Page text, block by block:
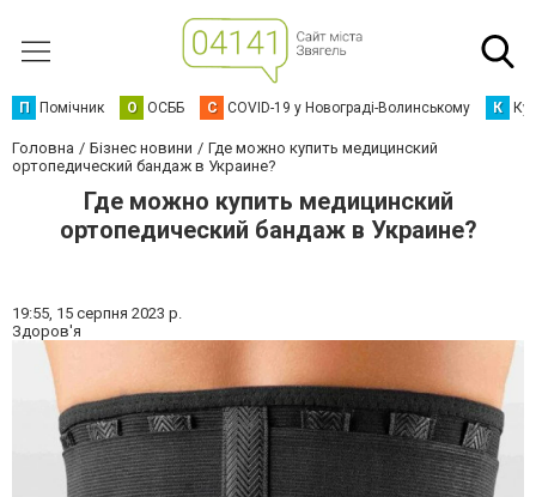
П Помічник О ОСББ C COVID-19 у Новограді-Волинському К
Головна Бізнес новини
Где можно купить медицинский
ортопедический бандаж в Украине?
Где можно купить медицинский
ортопедический бандаж в Украине?
19:55, 15 серпня 2023 р.
Здоров'я